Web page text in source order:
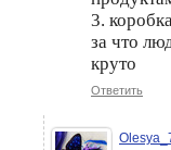
3.
за что
круто
Ответить